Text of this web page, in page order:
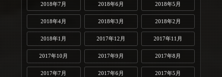
2018年7月 2018年6月 2018年5月
2018年4月 2018年3月 2018年2月
2018年1月 2017年12月 2017年11月
2017年10月 2017年9月 2017年8月
2017年7月 2017年6月 2017年5月